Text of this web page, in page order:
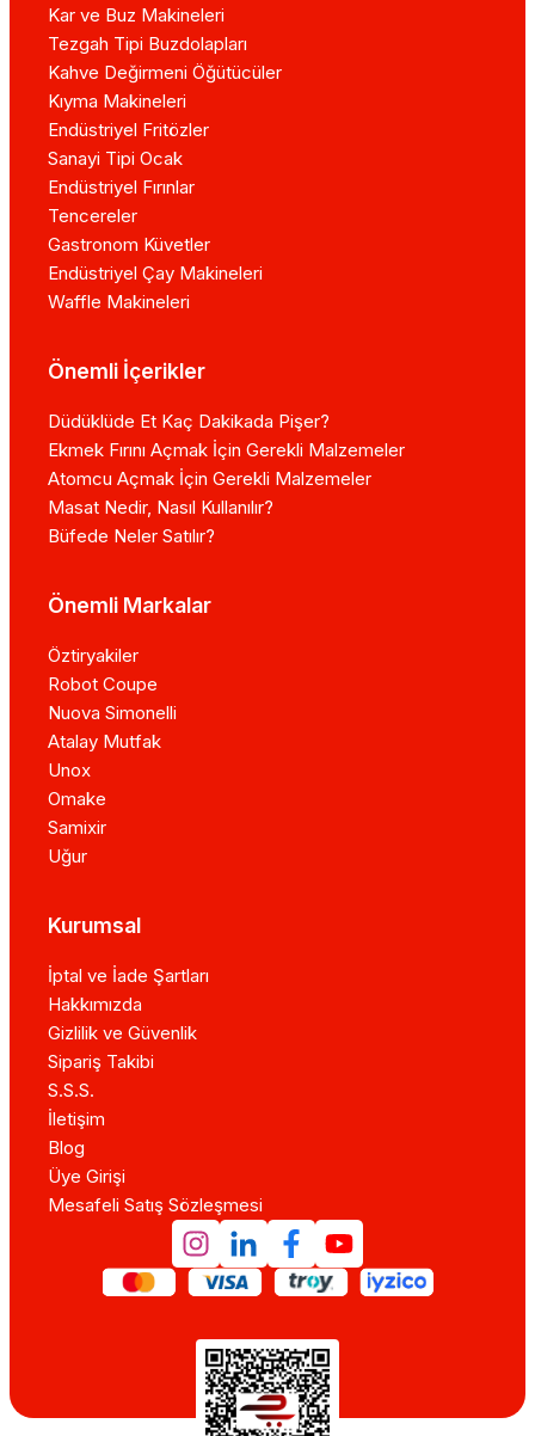
Kar ve Buz Makineleri
Tezgah Tipi Buzdolapları
Kahve Değirmeni Öğütücüler
Kıyma Makineleri
Endüstriyel Fritözler
Sanayi Tipi Ocak
Endüstriyel Fırınlar
Tencereler
Gastronom Küvetler
Endüstriyel Çay Makineleri
Waffle Makineleri
Önemli İçerikler
Düdüklüde Et Kaç Dakikada Pişer?
Ekmek Fırını Açmak İçin Gerekli Malzemeler
Atomcu Açmak İçin Gerekli Malzemeler
Masat Nedir, Nasıl Kullanılır?
Büfede Neler Satılır?
Önemli Markalar
Öztiryakiler
Robot Coupe
Nuova Simonelli
Atalay Mutfak
Unox
Omake
Samixir
Uğur
Kurumsal
İptal ve İade Şartları
Hakkımızda
Gizlilik ve Güvenlik
Sipariş Takibi
S.S.S.
İletişim
Blog
Üye Girişi
Mesafeli Satış Sözleşmesi